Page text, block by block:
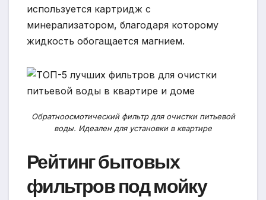
используется картридж с
минерализатором, благодаря которому
жидкость обогащается магнием.
Обратноосмотический фильтр для очистки питьевой
воды. Идеален для установки в квартире
Рейтинг бытовых
фильтров под мойку